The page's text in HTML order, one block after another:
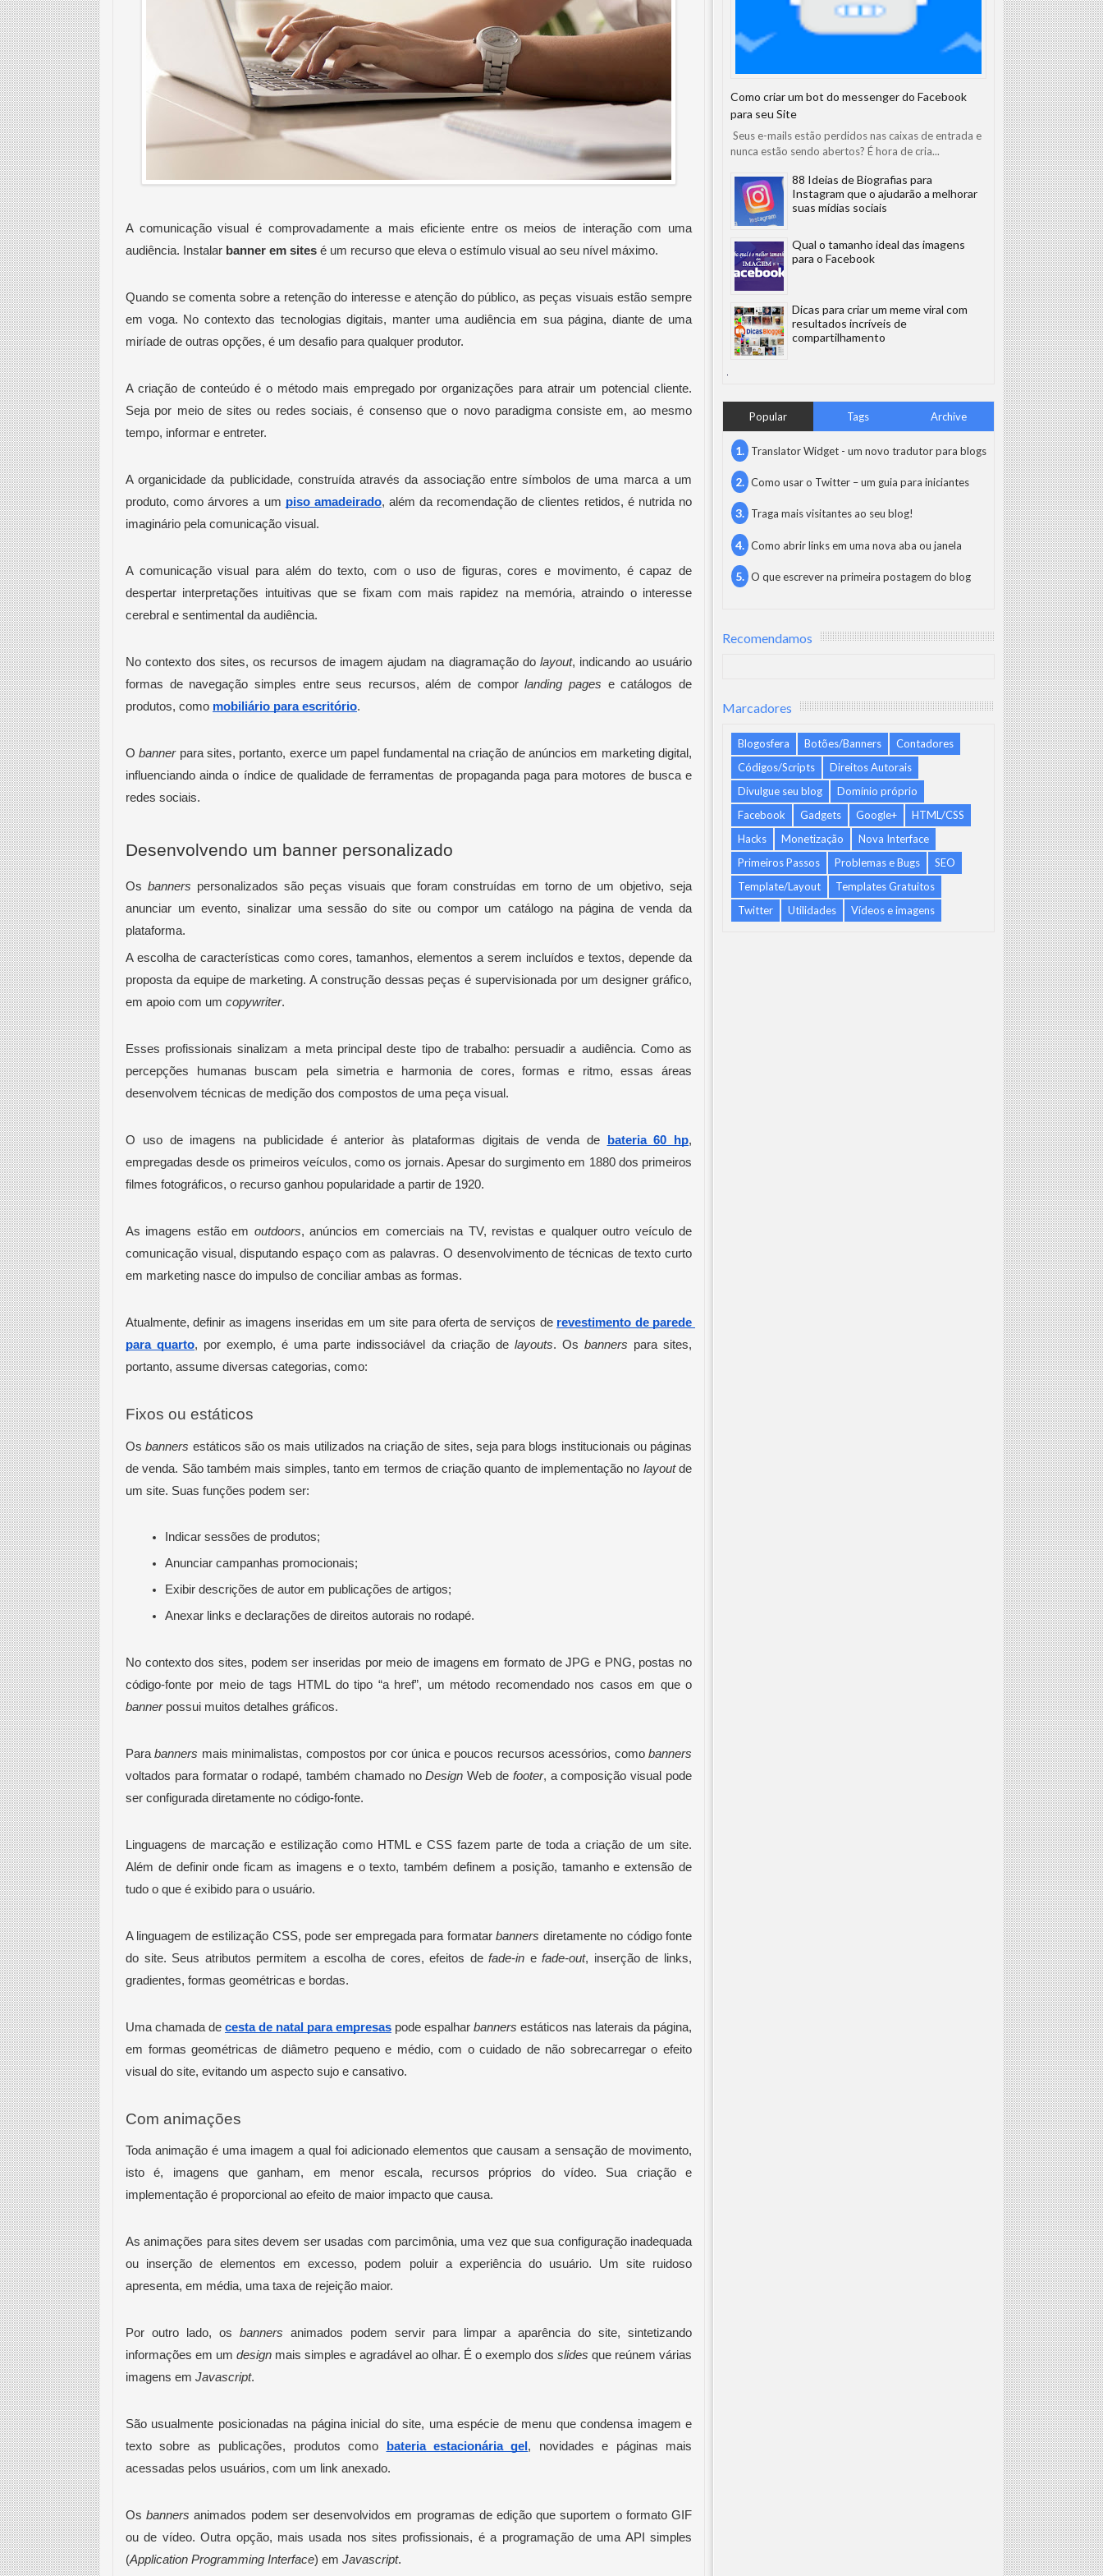
A comunicação visual é comprovadamente a mais eficiente entre os meios de interação com uma
audiência. Instalar banner em sites é um recurso que eleva o estímulo visual ao seu nível máximo.
Quando se comenta sobre a retenção do interesse e atenção do público, as peças visuais estão sempre
em voga. No contexto das tecnologias digitais, manter uma audiência em sua página, diante de uma
miríade de outras opções, é um desafio para qualquer produtor.
A criação de conteúdo é o método mais empregado por organizações para atrair um potencial cliente.
Seja por meio de sites ou redes sociais, é consenso que o novo paradigma consiste em, ao mesmo
tempo, informar e entreter.
A organicidade da publicidade, construída através da associação entre símbolos de uma marca a um
produto, como árvores a um piso amadeirado, além da recomendação de clientes retidos, é nutrida no
imaginário pela comunicação visual.
A comunicação visual para além do texto, com o uso de figuras, cores e movimento, é capaz de
despertar interpretações intuitivas que se fixam com mais rapidez na memória, atraindo o interesse
cerebral e sentimental da audiência.
No contexto dos sites, os recursos de imagem ajudam na diagramação do layout, indicando ao usuário
formas de navegação simples entre seus recursos, além de compor landing pages e catálogos de
produtos, como mobiliário para escritório.
O banner para sites, portanto, exerce um papel fundamental na criação de anúncios em marketing digital,
influenciando ainda o índice de qualidade de ferramentas de propaganda paga para motores de busca e
redes sociais.
Desenvolvendo um banner personalizado
Os banners personalizados são peças visuais que foram construídas em torno de um objetivo, seja
anunciar um evento, sinalizar uma sessão do site ou compor um catálogo na página de venda da
plataforma.
A escolha de características como cores, tamanhos, elementos a serem incluídos e textos, depende da
proposta da equipe de marketing. A construção dessas peças é supervisionada por um designer gráfico,
em apoio com um copywriter.
Esses profissionais sinalizam a meta principal deste tipo de trabalho: persuadir a audiência. Como as
percepções humanas buscam pela simetria e harmonia de cores, formas e ritmo, essas áreas
desenvolvem técnicas de medição dos compostos de uma peça visual.
O uso de imagens na publicidade é anterior às plataformas digitais de venda de bateria 60 hp,
empregadas desde os primeiros veículos, como os jornais. Apesar do surgimento em 1880 dos primeiros
filmes fotográficos, o recurso ganhou popularidade a partir de 1920.
As imagens estão em outdoors, anúncios em comerciais na TV, revistas e qualquer outro veículo de
comunicação visual, disputando espaço com as palavras. O desenvolvimento de técnicas de texto curto
em marketing nasce do impulso de conciliar ambas as formas.
Atualmente, definir as imagens inseridas em um site para oferta de serviços de revestimento de parede
para quarto, por exemplo, é uma parte indissociável da criação de layouts. Os banners para sites,
portanto, assume diversas categorias, como:
Fixos ou estáticos
Os banners estáticos são os mais utilizados na criação de sites, seja para blogs institucionais ou páginas
de venda. São também mais simples, tanto em termos de criação quanto de implementação no layout de
um site. Suas funções podem ser:
Indicar sessões de produtos;
Anunciar campanhas promocionais;
Exibir descrições de autor em publicações de artigos;
Anexar links e declarações de direitos autorais no rodapé.
No contexto dos sites, podem ser inseridas por meio de imagens em formato de JPG e PNG, postas no
banner possui muitos detalhes gráficos.
Para banners mais minimalistas, compostos por cor única e poucos recursos acessórios, como banners
voltados para formatar o rodapé, também chamado no Design Web de footer, a composição visual pode
ser configurada diretamente no código-fonte.
Linguagens de marcação e estilização como HTML e CSS fazem parte de toda a criação de um site.
Além de definir onde ficam as imagens e o texto, também definem a posição, tamanho e extensão de
tudo o que é exibido para o usuário.
A linguagem de estilização CSS, pode ser empregada para formatar banners diretamente no código fonte
do site. Seus atributos permitem a escolha de cores, efeitos de fade-in e fade-out, inserção de links,
gradientes, formas geométricas e bordas.
Uma chamada de cesta de natal para empresas pode espalhar banners estáticos nas laterais da página,
em formas geométricas de diâmetro pequeno e médio, com o cuidado de não sobrecarregar o efeito
visual do site, evitando um aspecto sujo e cansativo.
Com animações
Toda animação é uma imagem a qual foi adicionado elementos que causam a sensação de movimento,
isto é, imagens que ganham, em menor escala, recursos próprios do vídeo. Sua criação e
implementação é proporcional ao efeito de maior impacto que causa.
As animações para sites devem ser usadas com parcimônia, uma vez que sua configuração inadequada
ou inserção de elementos em excesso, podem poluir a experiência do usuário. Um site ruidoso
apresenta, em média, uma taxa de rejeição maior.
Por outro lado, os banners animados podem servir para limpar a aparência do site, sintetizando
informações em um design mais simples e agradável ao olhar. É o exemplo dos slides que reúnem várias
imagens em Javascript.
São usualmente posicionadas na página inicial do site, uma espécie de menu que condensa imagem e
texto sobre as publicações, produtos como
bateria estacionária gel , novidades e páginas mais
acessadas pelos usuários, com um link anexado.
Os banners animados podem ser desenvolvidos em programas de edição que suportem o formato GIF
ou de vídeo. Outra opção, mais usada nos sites profissionais, é a programação de uma API simples
(Application Programming Interface) em Javascript.
Como criar um bot do messenger do Facebook
para seu Site
Seus e-mails estão perdidos nas caixas de entrada e
nunca estão sendo abertos? É hora de cria...
88 Ideias de Biografias para
Instagram que o ajudarão a melhorar
suas mídias sociais
Qual o tamanho ideal das imagens
para o Facebook
Dicas para criar um meme viral com
resultados incríveis de
compartilhamento
Popular Tags Archive
Translator Widget - um novo tradutor para blogs
Como usar o Twitter – um guia para iniciantes
Traga mais visitantes ao seu blog!
Como abrir links em uma nova aba ou janela
O que escrever na primeira postagem do blog
Recomendamos
Marcadores
Blogosfera Botões/Banners
Contadores
Códigos/Scripts
Direitos Autorais
Divulgue seu blog
Domínio próprio
Facebook
Gadgets Google+
HTML/CSS
Hacks
Monetização
Nova Interface
Primeiros Passos
Problemas e Bugs
SEO
Template/Layout
Templates Gratuitos
Twitter
Utilidades Vídeos e imagens